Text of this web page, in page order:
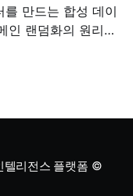
만드는 합성 데이
인 랜덤화의 원리와
텔리전스 플랫폼 ©